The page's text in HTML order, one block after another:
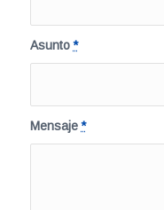
Asunto*
Mensaje*